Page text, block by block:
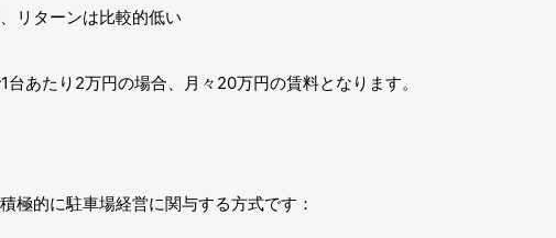
リターンは比較的低い
あたり2万円の場合、月々20万円の賃料となります。
極的に駐車場経営に関与する方式です：